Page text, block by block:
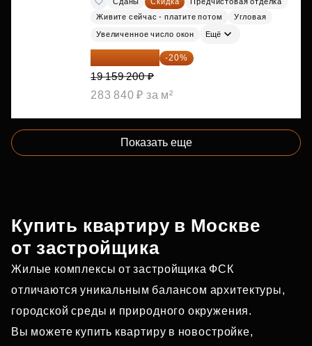
Живите сейчас - платите потом
Угловая
Увеличенное число окон Ещё
15 327 360 ₽ -20%
19 159 200 ₽
283 840 ₽ за м²
Показать еще
Купить квартиру в Москве
от застройщика
Жилые комплексы от застройщика ФСК
отличаются уникальным балансом архитектуры,
городской среды и природного окружения.
Вы можете купить квартиру в новостройке,